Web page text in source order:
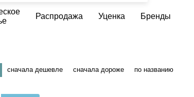
Распродажа Уценка Бренды
сначала дешевле сначала дороже по названию